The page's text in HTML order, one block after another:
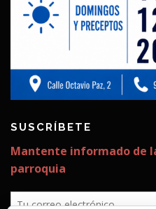
SUSCRÍBETE